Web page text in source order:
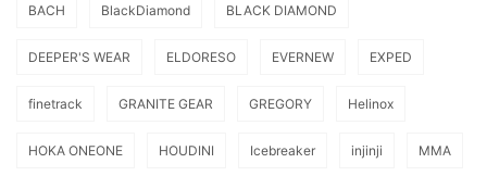
BACH BlackDiamond BLACK DIAMOND
DEEPER'S WEAR ELDORESO EVERNEW EXPED
finetrack GRANITE GEAR GREGORY Helinox
HOKA ONEONE HOUDINI Icebreaker injinji MMA